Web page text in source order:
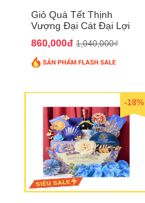
Giỏ Quà Tết Thịnh
Vượng Đại Cát Đại Lợi
860,000đ 1,040,000₫
-18%